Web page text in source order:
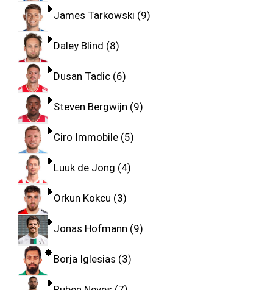
James Tarkowski 9
Daley Blind 8
Dusan Tadic 6
Steven Bergwijn 9
Ciro Immobile 5
Luuk de Jong 4
Orkun Kokcu 3
Jonas Hofmann 9
Borja Iglesias 3